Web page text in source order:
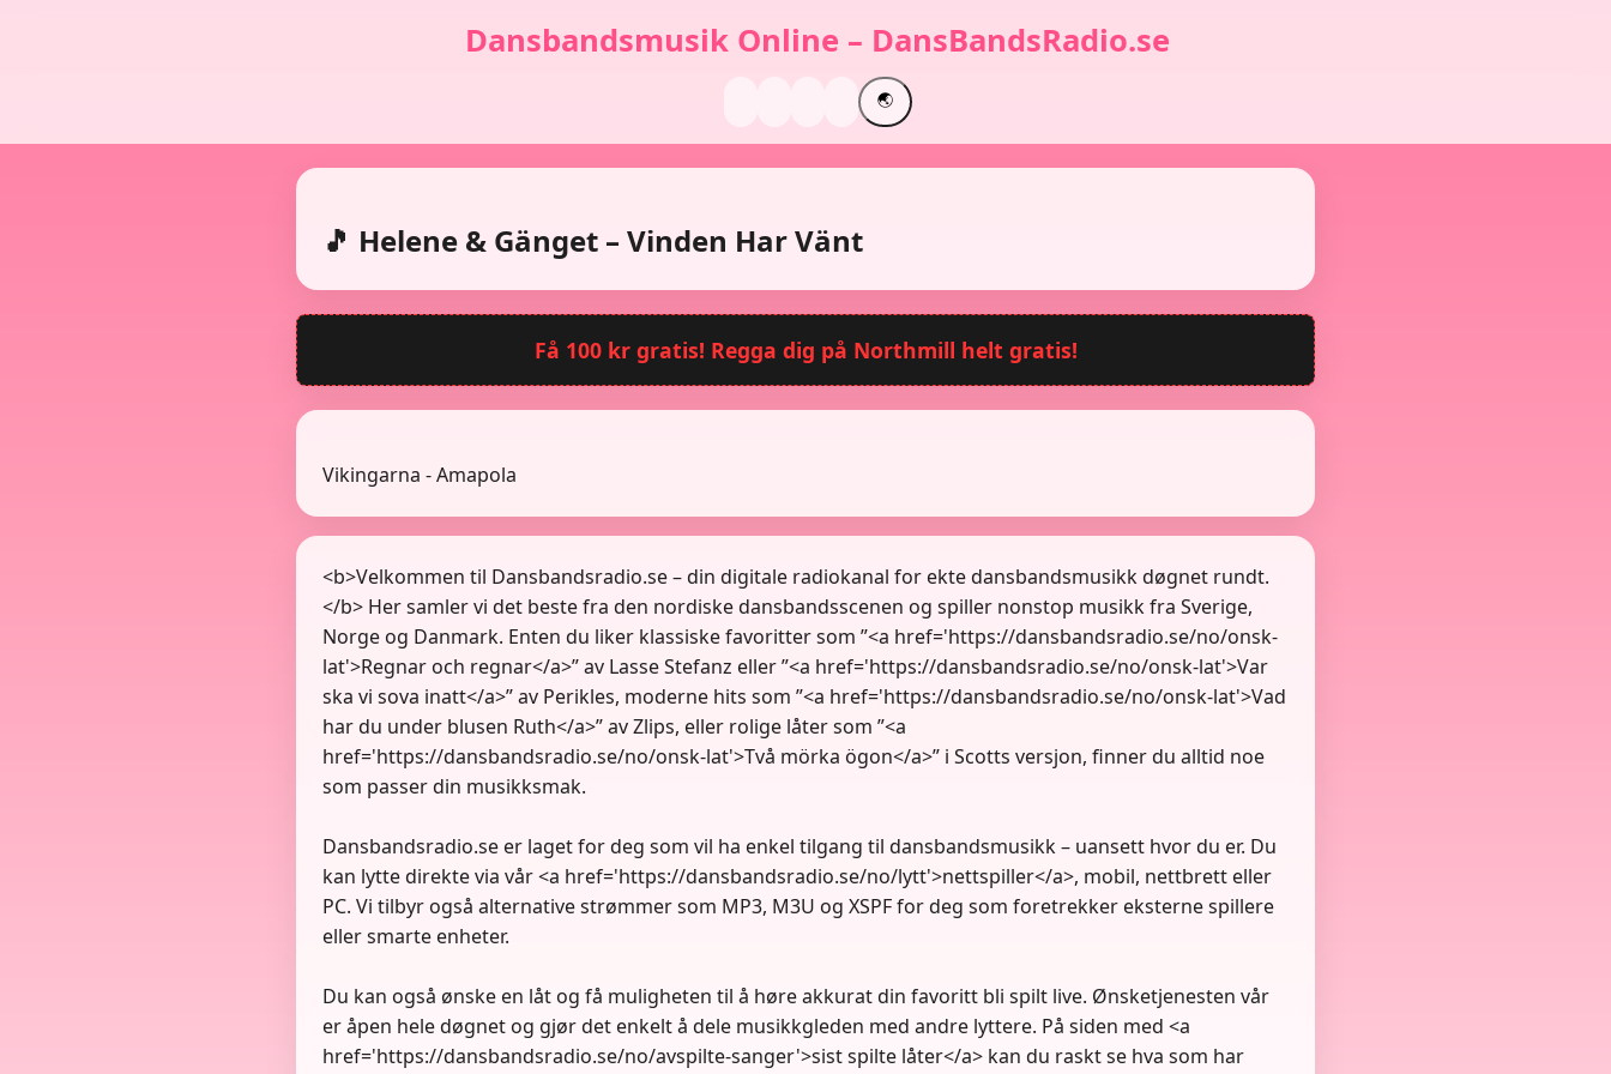
Dansbandsmusik Online – DansBandsRadio.se
🌏
🎵 Helene & Gänget – Vinden Har Vänt
Få 100 kr gratis! Regga dig på Northmill helt gratis!
Vikingarna - Amapola
<b>Velkommen til Dansbandsradio.se – din digitale radiokanal for ekte dansbandsmusikk døgnet rundt.
</b> Her samler vi det beste fra den nordiske dansbandsscenen og spiller nonstop musikk fra Sverige,
Norge og Danmark. Enten du liker klassiske favoritter som ”<a href='https://dansbandsradio.se/no/onsk-
lat'>Regnar och regnar</a>” av Lasse Stefanz eller ”<a href='https://dansbandsradio.se/no/onsk-lat'>Var
ska vi sova inatt</a>” av Perikles, moderne hits som ”<a href='https://dansbandsradio.se/no/onsk-lat'>Vad
har du under blusen Ruth</a>” av Zlips, eller rolige låter som ”<a
href='https://dansbandsradio.se/no/onsk-lat'>Två mörka ögon</a>” i Scotts versjon, finner du alltid noe
som passer din musikksmak.
Dansbandsradio.se er laget for deg som vil ha enkel tilgang til dansbandsmusikk – uansett hvor du er. Du
kan lytte direkte via vår <a href='https://dansbandsradio.se/no/lytt'>nettspiller</a>, mobil, nettbrett eller
PC. Vi tilbyr også alternative strømmer som MP3, M3U og XSPF for deg som foretrekker eksterne spillere
eller smarte enheter.
Du kan også ønske en låt og få muligheten til å høre akkurat din favoritt bli spilt live. Ønsketjenesten vår
er åpen hele døgnet og gjør det enkelt å dele musikkgleden med andre lyttere. På siden med <a
href='https://dansbandsradio.se/no/avspilte-sanger'>sist spilte låter</a> kan du raskt se hva som har